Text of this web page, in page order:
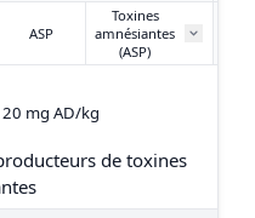
ASP
Toxines
amnésiantes
(ASP)
20 mg AD/kg
de toxines